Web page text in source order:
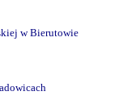
w Bierutowie